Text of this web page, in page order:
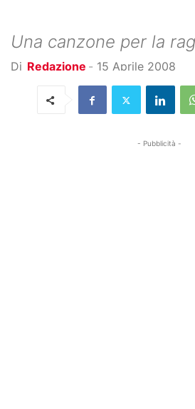
Una canzone per la
Di Redazione - 15 Aprile 2008
- Pubblicità -